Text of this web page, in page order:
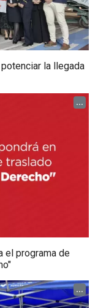
la llegada
...
el programa de
...